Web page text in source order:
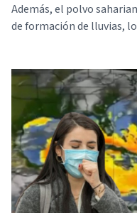
Además, el polvo
de formación de lluvias,